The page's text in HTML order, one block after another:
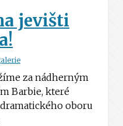
jevišti
za nádherným
Barbie, které
oboru